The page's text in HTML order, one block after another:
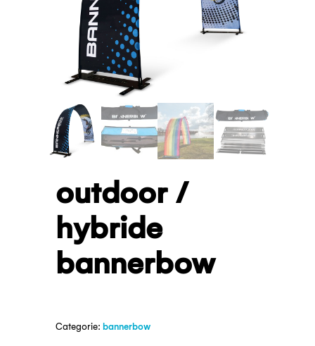
outdoor /
hybride
bannerbow
Categorie: bannerbow